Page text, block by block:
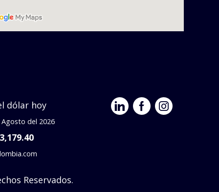
dólar hoy
Agosto del 2026
Reservados.